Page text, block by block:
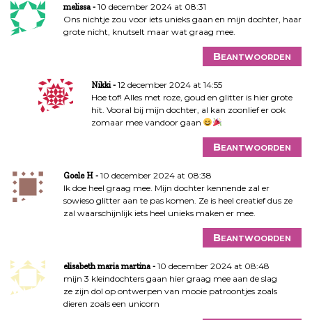
melissa
10 december 2024 at 08:31
Ons nichtje zou voor iets unieks gaan en mijn dochter, haar
grote nicht, knutselt maar wat graag mee.
Beantwoorden
Nikki
12 december 2024 at 14:55
Hoe tof! Alles met roze, goud en glitter is hier grote
hit. Vooral bij mijn dochter, al kan zoonlief er ook
zomaar mee vandoor gaan
Beantwoorden
Goele H
10 december 2024 at 08:38
Ik doe heel graag mee. Mijn dochter kennende zal er
sowieso glitter aan te pas komen. Ze is heel creatief dus ze
zal waarschijnlijk iets heel unieks maken er mee.
Beantwoorden
elisabeth maria martina
10 december 2024 at 08:48
mijn 3 kleindochters gaan hier graag mee aan de slag
ze zijn dol op ontwerpen van mooie patroontjes zoals
dieren zoals een unicorn